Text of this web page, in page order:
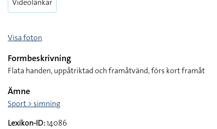
Videolänkar
Visa foton
Formbeskrivning
Flata handen, uppåtriktad och framåtvänd, förs kort framåt
Ämne
Sport > simning
Lexikon-ID:14086